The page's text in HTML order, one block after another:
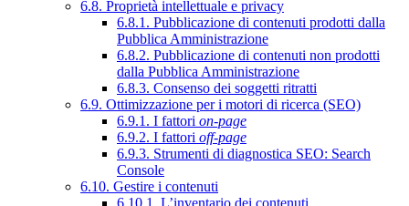
6.8. Proprietà intellettuale e privacy
6.8.1. Pubblicazione di contenuti prodotti dalla
Pubblica Amministrazione
6.8.2. Pubblicazione di contenuti non prodotti
dalla Pubblica Amministrazione
6.8.3. Consenso dei soggetti ritratti
6.9. Ottimizzazione per i motori di ricerca (SEO)
6.9.1. I fattori on-page
6.9.2. I fattori off-page
6.9.3. Strumenti di diagnostica SEO: Search
Console
6.10. Gestire i contenuti
6.10.1. L’inventario dei contenuti